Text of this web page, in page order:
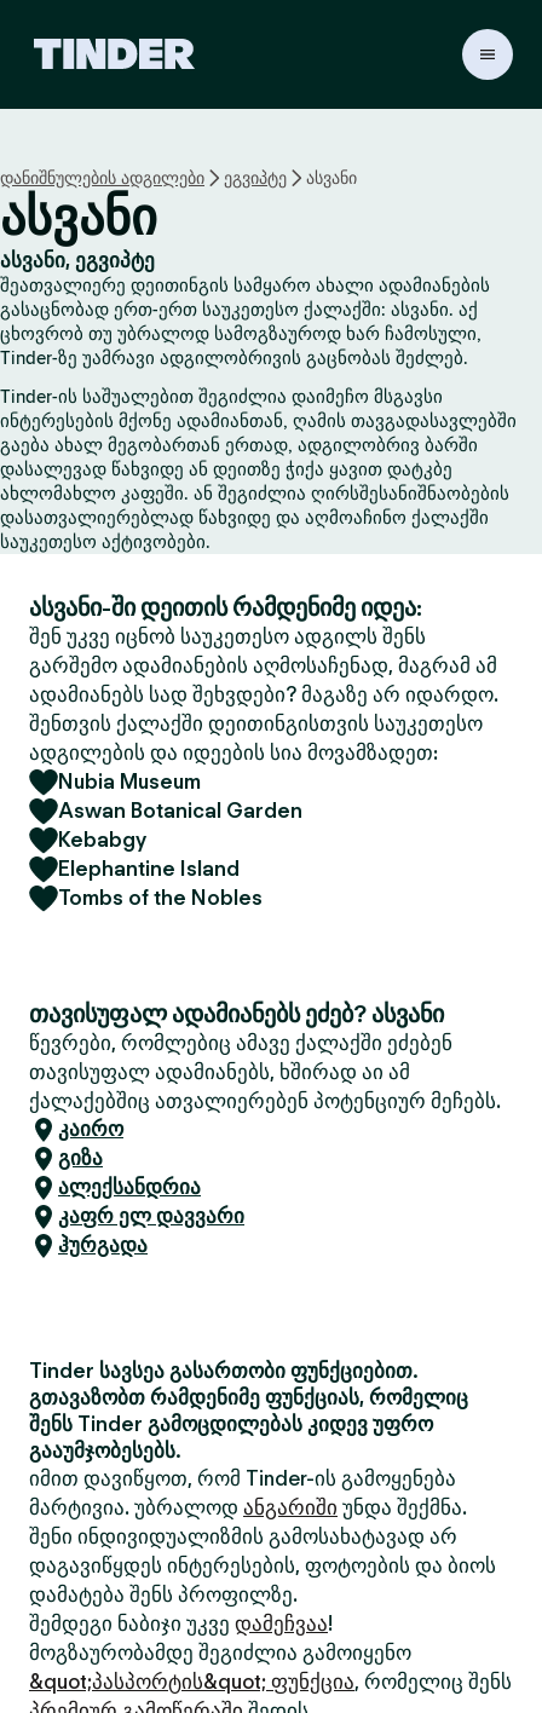
r
e
დანიშნულების ადგილები ეგვიპტე ასვანი
ასვანი
ასვანი, ეგვიპტე
შეათვალიერე დეითინგის სამყარო ახალი ადამიანების
გასაცნობად ერთ-ერთ საუკეთესო ქალაქში: ასვანი. აქ
ცხოვრობ თუ უბრალოდ სამოგზაუროდ ხარ ჩამოსული,
Tinder-ზე უამრავი ადგილობრივის გაცნობას შეძლებ.
Tinder-ის საშუალებით შეგიძლია დაიმეჩო მსგავსი
ინტერესების მქონე ადამიანთან, ღამის თავგადასავლებში
გაება ახალ მეგობართან ერთად, ადგილობრივ ბარში
დასალევად წახვიდე ან დეითზე ჭიქა ყავით დატკბე
ახლომახლო კაფეში. ან შეგიძლია ღირსშესანიშნაობების
დასათვალიერებლად წახვიდე და აღმოაჩინო ქალაქში
საუკეთესო აქტივობები.
ასვანი-ში დეითის რამდენიმე იდეა:
შენ უკვე იცნობ საუკეთესო ადგილს შენს
გარშემო ადამიანების აღმოსაჩენად, მაგრამ ამ
ადამიანებს სად შეხვდები? მაგაზე არ იდარდო.
შენთვის ქალაქში დეითინგისთვის საუკეთესო
ადგილების და იდეების სია მოვამზადეთ:
Nubia Museum
Aswan Botanical Garden
Kebabgy
Elephantine Island
Tombs of the Nobles
თავისუფალ ადამიანებს ეძებ? ასვანი
წევრები, რომლებიც ამავე ქალაქში ეძებენ
თავისუფალ ადამიანებს, ხშირად აი ამ
ქალაქებშიც ათვალიერებენ პოტენციურ მეჩებს.
კაირო
გიზა
ალექსანდრია
კაფრ ელ დავვარი
ჰურგადა
Tinder სავსეა გასართობი ფუნქციებით.
გთავაზობთ რამდენიმე ფუნქციას, რომელიც
შენს Tinder გამოცდილებას კიდევ უფრო
გააუმჯობესებს.
იმით დავიწყოთ, რომ Tinder-ის გამოყენება
მარტივია. უბრალოდ ანგარიში უნდა შექმნა.
შენი ინდივიდუალიზმის გამოსახატავად არ
დაგავიწყდეს ინტერესების, ფოტოების და ბიოს
დამატება შენს პროფილზე.
შემდეგი ნაბიჯი უკვე დამეჩვაა!
მოგზაურობამდე შეგიძლია გამოიყენო
&quot;პასპორტის&quot; ფუნქცია, რომელიც შენს